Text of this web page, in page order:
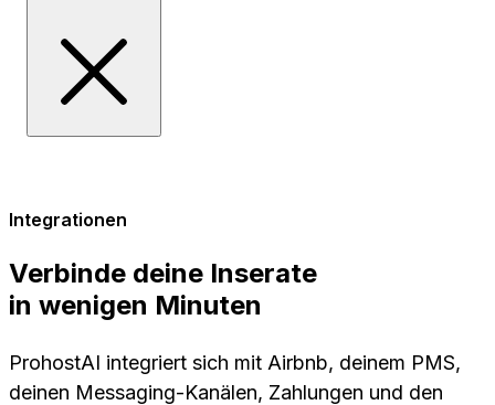
Integrationen
Verbinde deine Inserate
in wenigen Minuten
ProhostAI integriert sich mit Airbnb, deinem PMS,
deinen Messaging-Kanälen, Zahlungen und den